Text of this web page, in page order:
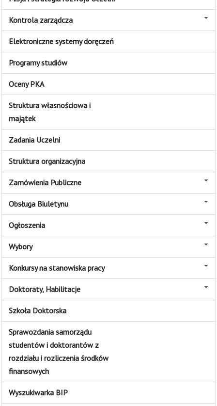
Kontrola zarządcza
Elektroniczne systemy doręczeń
Programy studiów
Oceny PKA
Struktura własnościowa i
majątek
Zadania Uczelni
Struktura organizacyjna
Zamówienia Publiczne
Obsługa Biuletynu
Ogłoszenia
Wybory
Konkursy na stanowiska pracy
Doktoraty, Habilitacje
Szkoła Doktorska
Sprawozdania samorządu
studentów i doktorantów z
rozdziału i rozliczenia środków
finansowych
Wyszukiwarka BIP